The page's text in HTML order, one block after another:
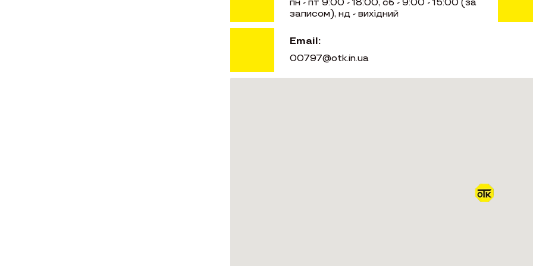
пн - пт 9:00 - 18:00, сб - 9:00 - 15:00 (за
записом), нд - вихідний
Email:
00797@otk.in.ua